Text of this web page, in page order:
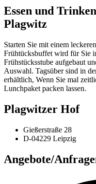
Essen und
Plagwitz
Starten Sie mit einem
Frühtücksbuffet wird für Sie
Frühstücksstube aufgebaut
Auswahl. Tagsüber sind in
erhältlich, Wenn Sie mal
Lunchpaket packen lassen.
Plagwitzer Hof
Gießerstraße 28
D-04229 Leipzig
Angebote/